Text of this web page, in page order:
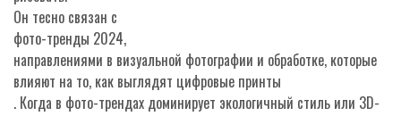
Он тесно связан с
фото-тренды 2024,
направлениями в визуальной фотографии и обработке, которые
влияют на то, как выглядят цифровые принты
. Когда в фото-трендах доминирует экологичный стиль или 3D-